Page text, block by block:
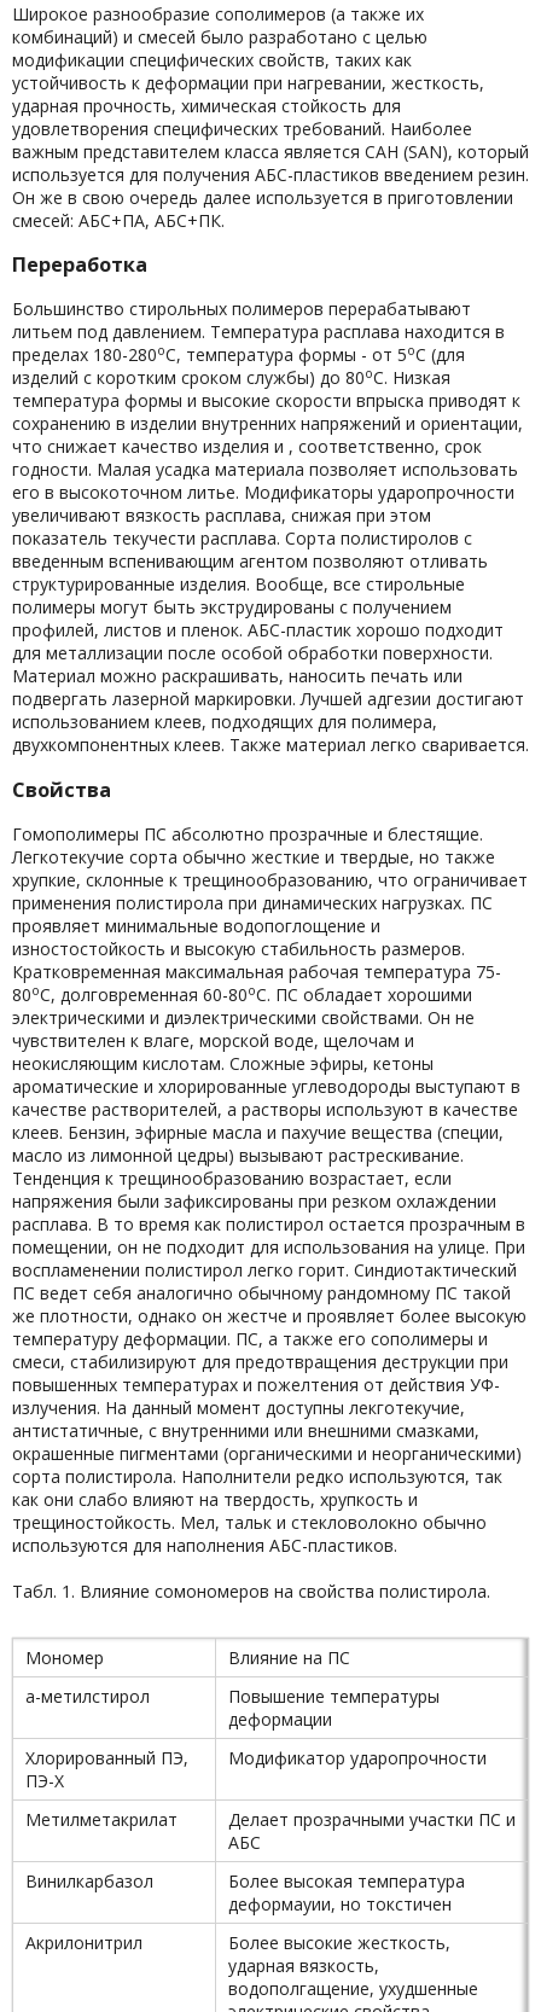
Широкое разнообразие сополимеров (а также их
комбинаций) и смесей было разработано с целью
модификации специфических свойств, таких как
устойчивость к деформации при нагревании, жесткость,
ударная прочность, химическая стойкость для
удовлетворения специфических требований. Наиболее
важным представителем класса является САН (SAN), который
используется для получения АБС-пластиков введением резин.
Он же в свою очередь далее используется в приготовлении
смесей: АБС+ПА, АБС+ПК.
Переработка
Большинство стирольных полимеров перерабатывают
литьем под давлением. Температура расплава находится в
пределах 180-280оС, температура формы - от 5оС (для
изделий с коротким сроком службы) до 80оС. Низкая
температура формы и высокие скорости впрыска приводят к
сохранению в изделии внутренних напряжений и ориентации,
что снижает качество изделия и , соответственно, срок
годности. Малая усадка материала позволяет использовать
его в высокоточном литье. Модификаторы ударопрочности
увеличивают вязкость расплава, снижая при этом
показатель текучести расплава. Сорта полистиролов с
введенным вспенивающим агентом позволяют отливать
структурированные изделия. Вообще, все стирольные
полимеры могут быть экструдированы с получением
профилей, листов и пленок. АБС-пластик хорошо подходит
для металлизации после особой обработки поверхности.
Материал можно раскрашивать, наносить печать или
подвергать лазерной маркировки. Лучшей адгезии достигают
использованием клеев, подходящих для полимера,
двухкомпонентных клеев. Также материал легко сваривается.
Свойства
Гомополимеры ПС абсолютно прозрачные и блестящие.
Легкотекучие сорта обычно жесткие и твердые, но также
хрупкие, склонные к трещинообразованию, что ограничивает
применения полистирола при динамических нагрузках. ПС
проявляет минимальные водопоглощение и
изностостойкость и высокую стабильность размеров.
Кратковременная максимальная рабочая температура 75-
80оС, долговременная 60-80оС. ПС обладает хорошими
электрическими и диэлектрическими свойствами. Он не
чувствителен к влаге, морской воде, щелочам и
неокисляющим кислотам. Сложные эфиры, кетоны
ароматические и хлорированные углеводороды выступают в
качестве растворителей, а растворы используют в качестве
клеев. Бензин, эфирные масла и пахучие вещества (специи,
масло из лимонной цедры) вызывают растрескивание.
Тенденция к трещинообразованию возрастает, если
напряжения были зафиксированы при резком охлаждении
расплава. В то время как полистирол остается прозрачным в
помещении, он не подходит для использования на улице. При
воспламенении полистирол легко горит. Синдиотактический
ПС ведет себя аналогично обычному рандомному ПС такой
же плотности, однако он жестче и проявляет более высокую
температуру деформации. ПС, а также его сополимеры и
смеси, стабилизируют для предотвращения деструкции при
повышенных температурах и пожелтения от действия УФ-
излучения. На данный момент доступны лекготекучие,
антистатичные, с внутренними или внешними смазками,
окрашенные пигментами (органическими и неорганическими)
сорта полистирола. Наполнители редко используются, так
как они слабо влияют на твердость, хрупкость и
трещиностойкость. Мел, тальк и стекловолокно обычно
используются для наполнения АБС-пластиков.
Табл. 1. Влияние сомономеров на свойства полистирола.
Мономер
Влияние на ПС
a-метилстирол
Повышение температуры
деформации
Хлорированный ПЭ,
ПЭ-Х
Модификатор ударопрочности
Метилметакрилат
Делает прозрачными участки ПС и
АБС
Винилкарбазол
Более высокая температура
деформауии, но токстичен
Акрилонитрил
Более высокие жесткость,
ударная вязкость,
водополгащение, ухудшенные